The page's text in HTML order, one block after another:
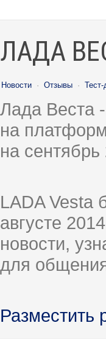
ЛАДА
Новости · Отзывы ·
Лада Веста
на
на
LADA Vesta
августе
новости,
для
Разместить